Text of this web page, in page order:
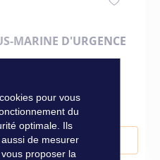
MARINE D'URGENCE
au panier
pour vous
du
optimale. Ils
de mesurer
proposer la